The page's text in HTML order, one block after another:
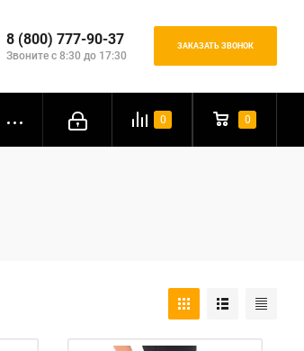
8 (800) 777-90-37
Звоните с 8:30 до 17:30
ЗАКАЗАТЬ ЗВОНОК
0 0